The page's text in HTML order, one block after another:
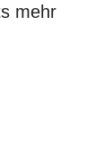
mehr